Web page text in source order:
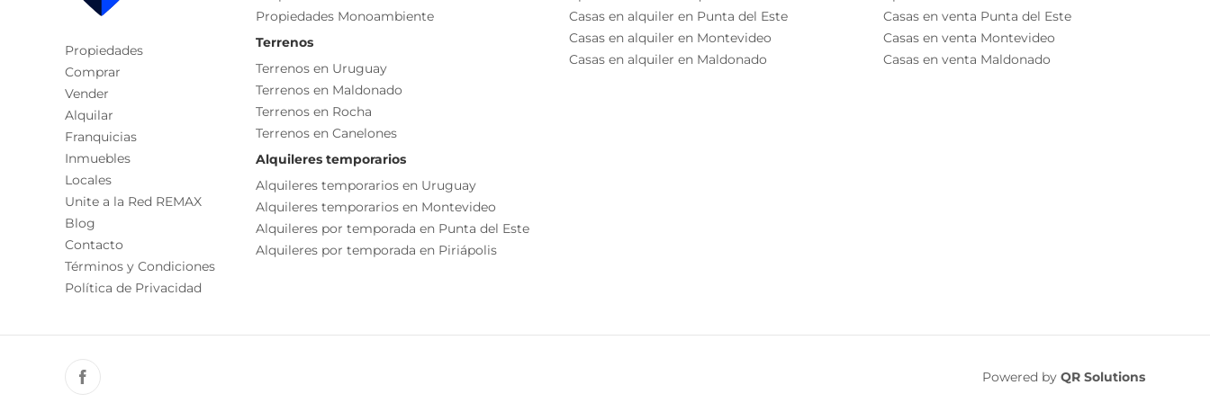
Ubicada cerca de centros de salud, y a una cuadra de la Avenida 8 de Octubre.
Cada Oficina es de propiedad, gestión y desarrollo independiente
La presente publicación describe las características esenciales del inmueble, debiéndose consultar al
responsable de la operación por la eventual actualización de las medidas, descripciones arquitectónicas y
funcionales, servicios, impuestos, precios y demás información, cuyos valores son aproximados.
Parrillero
Disposición Frente
Otro
Propiedades
Comprar
Vender
Alquilar
Franquicias
Inmuebles
Locales
Unite a la Red REMAX
Blog
Contacto
Términos y Condiciones
Política de Privacidad
Propiedades Monoambiente
Terrenos
Terrenos en Uruguay
Terrenos en Maldonado
Terrenos en Rocha
Terrenos en Canelones
Alquileres temporarios
Alquileres temporarios en Uruguay
Alquileres temporarios en Montevideo
Alquileres por temporada en Punta del Este
Alquileres por temporada en Piriápolis
Casas en alquiler en Punta del Este
Casas en alquiler en Montevideo
Casas en alquiler en Maldonado
Casas en venta Punta del Este
Casas en venta Montevideo
Casas en venta Maldonado
Powered by QR Solutions